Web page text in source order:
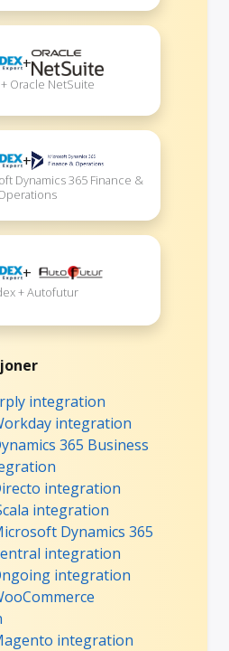
+
Oracle NetSuite
+
Dynamics 365 Finance &
+
+ Autofutur
integration
integration
365 Business
integration
integration
Dynamics 365
integration
integration
integration